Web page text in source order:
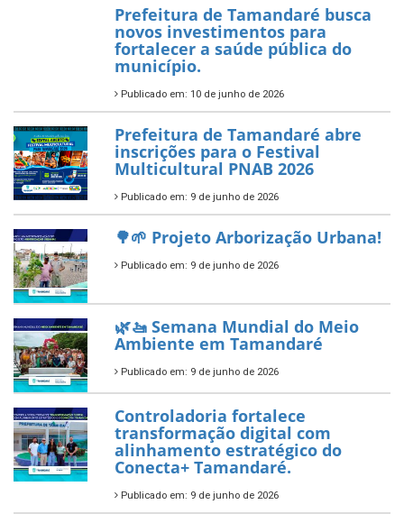
Prefeitura de Tamandaré busca
novos investimentos para
fortalecer a saúde pública do
município.
Publicado em: 10 de junho de 2026
Prefeitura de Tamandaré abre
inscrições para o Festival
Multicultural PNAB 2026
Publicado em: 9 de junho de 2026
🌳🌱 Projeto Arborização Urbana!
Publicado em: 9 de junho de 2026
🌿🚤 Semana Mundial do Meio
Ambiente em Tamandaré
Publicado em: 9 de junho de 2026
Controladoria fortalece
transformação digital com
alinhamento estratégico do
Conecta+ Tamandaré.
Publicado em: 9 de junho de 2026